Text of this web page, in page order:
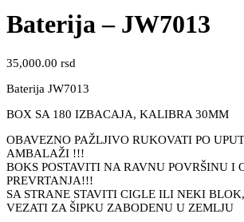
Baterija – JW7013
35,000.00 rsd
Baterija JW7013
BOX SA 180 IZBACAJA, KALIBRA 30MM
OBAVEZNO PAŽLJIVO RUKOVATI PO
AMBALAŽI !!!
BOKS POSTAVITI NA RAVNU POVRŠINU I
PREVRTANJA!!!
SA STRANE STAVITI CIGLE ILI NEKI
VEZATI ZA ŠIPKU ZABODENU U ZEMLJU